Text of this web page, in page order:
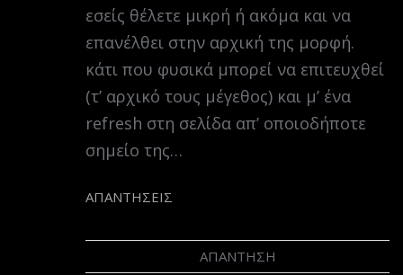
εσείς θέλετε μικρή ή ακόμα και να
επανέλθει στην αρχική της μορφή.
κάτι που φυσικά μπορεί να επιτευχθεί
(τ’ αρχικό τους μέγεθος) και μ’ ένα
refresh στη σελίδα απ’ οποιοδήποτε
σημείο της…
ΑΠΑΝΤΉΣΕΙΣ
ΑΠΆΝΤΗΣΗ